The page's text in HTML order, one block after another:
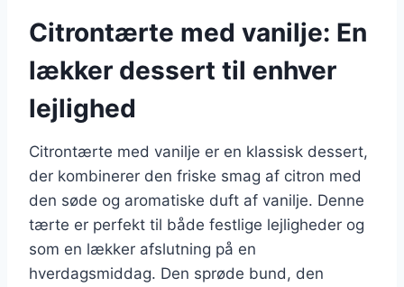
Citrontærte med vanilje: En
lækker dessert til enhver
lejlighed
Citrontærte med vanilje er en klassisk dessert,
der kombinerer den friske smag af citron med
den søde og aromatiske duft af vanilje. Denne
tærte er perfekt til både festlige lejligheder og
som en lækker afslutning på en
hverdagsmiddag. Den sprøde bund, den